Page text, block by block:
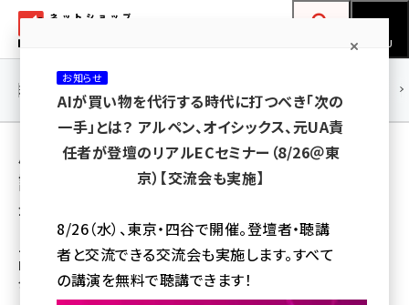
ン
ネットショップ担当者フォーラム
MENU
yahoo (1908)
楽天 (1877)
連載・特集 |
用語「ホームロジスティクス」 が使われている
記事の一覧
全 11 記事中 1 ～ 11 を表示中
ニトリ子会社のホームロジスティクスが通販・
ECなど物流業務の代行サービスを本格ス
タート
お知らせ
AIが買い物を代行する時代に打つべき「次の
一手」とは？ アルペン、オイシックス、元UA責
任者が登壇のリアルECセミナー（8/26＠東
京）【交流会も実施】
8/26（水）、東京・四谷で開催。登壇者・聴講
者と交流できる交流会も実施します。すべて
の講演を無料で聴講できます！